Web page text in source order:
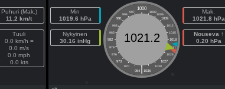
Puhuri (Mak.)
11.2 km/t
Tuuli
0.0 km/h =
0.0 m/s
0.0 mph
0.0 kts
Min
1019.6 hPa
Nykyinen
30.16 inHg
1000
997 1003
994
1006
991
1009
988
1012
985
1015
982
1018
979
1021
976
1024
973
1027
970
1030
|
964 1036
1021.2
Mak.
1021.8 hPa
Nouseva ↑
0.20 hPa